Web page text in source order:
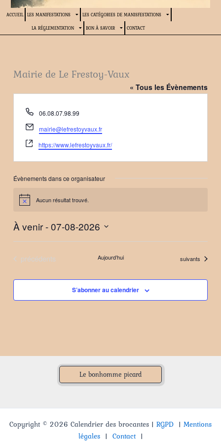
ACCUEIL LES MANIFESTATIONS LES CATÉGORIES DE MANISFESTATIONS
LA RÉGLEMENTATION BON À SAVOIR CONTACT
Mairie de Le Frestoy-Vaux
« Tous les Évènements
Téléphone
06.08.07.98.99
Email
mairie@lefrestoyvaux.fr
Site
web
https://www.lefrestoyvaux.fr/
Évènements dans ce organisateur
Notice Aucun résultat trouvé.
À venir - 07-08-2026
Sélectionnez
date.Évènements
précédents Aujourd’hui Évènements
suivants
S’abonner au calendrier
Le bonhomme picard
Copyright © 2026 Calendrier des brocantes | RGPD | Mentions
légales| Contact|